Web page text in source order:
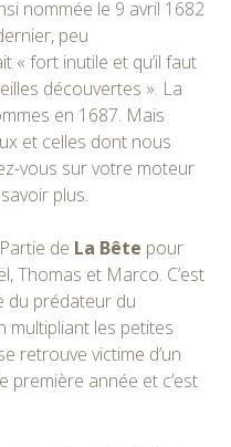
nommée le 9 avril 1682
peu
« fort inutile et qu’il faut
découvertes ». La
en 1687. Mais
et celles dont nous
vous sur votre moteur
plus.
de La Bête pour
Thomas et Marco. C’est
du prédateur du
multipliant les petites
retrouve victime d’un
première année et c’est